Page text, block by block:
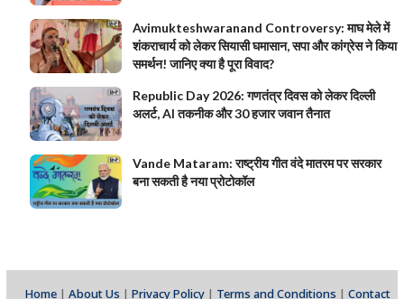
Avimukteshwaranand Controversy: माघ मेले में
शंकराचार्य को लेकर सियासी घमासान, सपा और कांग्रेस ने किया
समर्थन! जानिए क्या है पूरा विवाद?
Republic Day 2026: गणतंत्र दिवस को लेकर दिल्ली
अलर्ट, AI तकनीक और 30 हजार जवान तैनात
Vande Mataram: राष्ट्रीय गीत वंदे मातरम पर सरकार
बना सकती है नया प्रोटोकॉल
Home| About Us | Privacy Policy| Terms and Conditions | Contact